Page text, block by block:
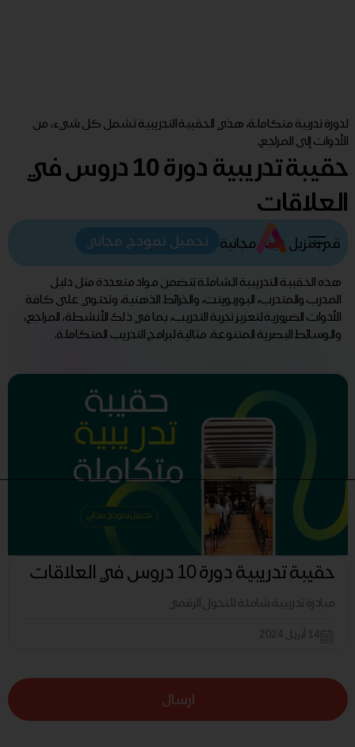
لدورة تدربية متكاملة، هذي الحقيبة التدريبية تشمل كل شيء، من
الأدوات إلى المراجع.
حقيبة تدريبية دورة 10 دروس في
العلاقات
قم بتنزيل عينة مجانية تحميل نموذج مجاني
هذه الحقيبة التدريبية الشاملة تتضمن مواد متعددة مثل دليل
المدرب والمتدرب، البوربوينت، والخرائط الذهنية، وتحتوي على كافة
الأدوات الضرورية لتعزيز تجربة التدريب، بما في ذلك الأنشطة، المراجع،
والوسائط البصرية المتنوعة. مثالية لبرامج التدريب المتكاملة.
حقيبة تدريبية دورة 10 دروس في العلاقات
مبادرة تدريبية شاملة للتحول الرقمي
14 أبريل 2024
ارسال